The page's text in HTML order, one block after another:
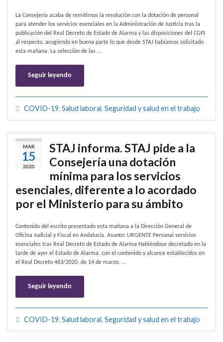
La Consejería acaba de remitirnos la resolución con la dotación de personal
para atender los servicios esenciales en la Administración de Justicia tras la
publicación del Real Decreto de Estado de Alarma y las disposiciones del CGPJ
al respecto, acogiendo en buena parte lo que desde STAJ habíamos solicitado
esta mañana. La selección de las …
Seguir leyendo
COVID-19, Salud laboral, Seguridad y salud en el trabajo
MAR
15
2020
STAJ informa. STAJ pide a la
Consejería una dotación
mínima para los servicios
esenciales, diferente a lo acordado
por el Ministerio para su ámbito
Contenido del escrito presentado esta mañana a la Dirección General de
Oficina Judicial y Fiscal en Andalucía. Asunto: URGENTE Personal servicios
esenciales tras Real Decreto de Estado de Alarma Habiéndose decretado en la
tarde de ayer el Estado de Alarma, con el contenido y alcance establecidos en
el Real Decreto 463/2020, de 14 de marzo, …
Seguir leyendo
COVID-19, Salud laboral, Seguridad y salud en el trabajo